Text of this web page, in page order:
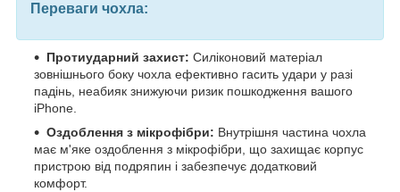
Переваги чохла:
Протиударний захист: Силіконовий матеріал
зовнішнього боку чохла ефективно гасить удари у разі
падінь, неабияк знижуючи ризик пошкодження вашого
iPhone.
Оздоблення з мікрофібри: Внутрішня частина чохла
має м'яке оздоблення з мікрофібри, що захищає корпус
пристрою від подряпин і забезпечує додатковий
комфорт.